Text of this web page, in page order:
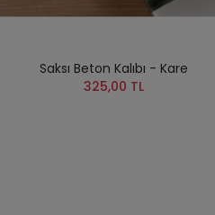
Saksı Beton Kalıbı - Kare
325,00 TL